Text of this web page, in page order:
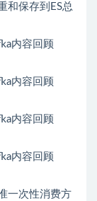
和保存到ES总
内容回顾
内容回顾
内容回顾
内容回顾
一次性消费方